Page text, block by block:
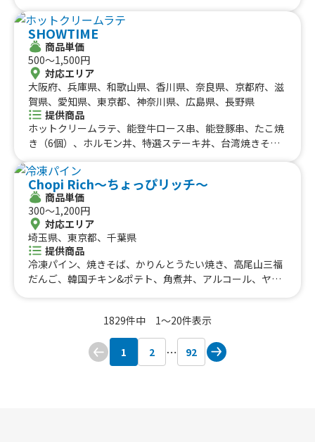
ナ、ミニクレープ、ドリロコス、包みクレープ、夏 500
円クレープ、お手軽クレープ、手ごねハンバーグプレー
ト、自家製ローストビーフプレート、りんごあめ、塩キャ
ラメルビスケットクレープ、コーヒーチョコクレープ、キ
ャラメルコーヒーナッツクレープ、オレオクレープ、いち
ご練乳クレープ、キーマカレー、選べる600円クレープ、
チキンオーバーサンド、チキンオーバーライス、カレーオ
ムライス、骨つきソーセージ、ストロベリーホットチョ
コ、おでん 3種盛り、550円 ドリンク、550円 スー
600、フルーツサンド 500、フルーツサンド、ブルーベ
リーリッチチーズケーキ、チョコづくし、選べるおにぎり
と豚汁セット、デミグラスソースオムライス、フルーツサ
ンド、アメリカンドッグ、500円ドリンク、コーンスー
プ、クラムチャウダー、学生用 クラムチャウダー、550
円くれーぷ、ケチャップオムライス、選べるクレープ 50
0円、おにぎり 350円、選べる500円クレープ、和風ツナ
オクラ丼、大阪名物 どて焼き、たい焼き、おにぎり弁
当、みたらし団子（二本入り）、スムージー、500円 ク
ット 500、プレミアムバニラアイス付き（ストロベリー
コクリーム）、キャラメルアーモンドバナナクレープ、焼
きそば、照り焼きチキンマヨ、ツナコーンサラダ、たまご
SHOWTIME
商品単価
500〜1,500円
対応エリア
大阪府、兵庫県、和歌山県、香川県、奈良県、京都府、滋
賀県、愛知県、東京都、神奈川県、広島県、長野県
提供商品
ホットクリームラテ、能登牛ロース串、能登豚串、たこ焼
き（6個）、ホルモン丼、特選ステーキ丼、台湾焼きそ
ッペ各種、フィッシュ&チップス、カツサンド、角煮丼、
上海焼きそば、出汁うどん、牛すじカレー、クレープ各
種、りんご飴、果実のしずく飴、生ビール、ミルク練乳か
き氷、唐揚げ、ロングポテト、厚焼きたまごサンド、厚焼
きチーズたまごサンド、厚焼き明太たまごサンド、すき焼
きたまごサンド
Chopi Rich〜ちょっぴリッチ〜
商品単価
300〜1,200円
対応エリア
埼玉県、東京都、千葉県
提供商品
冷凍パイン、焼きそば、かりんとうたい焼き、高尾山三福
だんご、韓国チキン&ポテト、角煮丼、アルコール、ヤン
め、ガパオライス、ヤンニョムチキン、カリッ！トロ！大
玉揚げたこ焼き、小豆島産オーリーブハーブソルトのフラ
イドポテト、フレッシュジュース、カオマンガイ、ルーロ
ーハン、大盛かき氷、カロリーoff グラスフェッドバター
1829件中 1〜20件表示
1 2 92